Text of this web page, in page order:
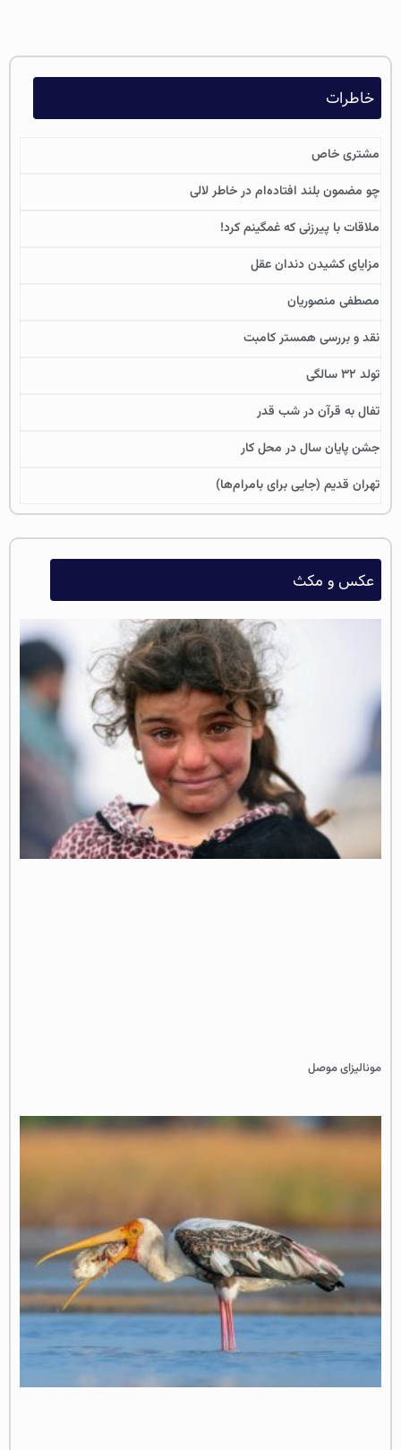
خاطرات
مشتری خاص
چو مضمون بلند افتاده‌ام در خاطر لالی
ملاقات با پیرزنی که غمگینم کرد!
مزایای کشیدن دندان عقل
مصطفی منصوریان
نقد و بررسی همستر کامبت
تولد ۳۲ سالگی
تفال به قرآن در شب قدر
جشن پایان سال در محل کار
تهران قدیم (جایی برای بامرام‌ها)
عکس و مکث
مونالیزای موصل